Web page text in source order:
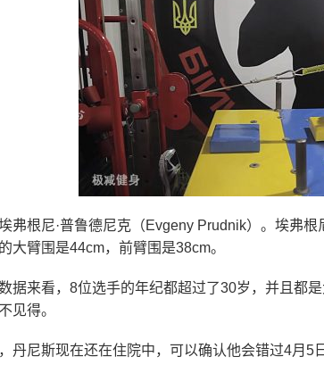
弗根尼·普鲁德尼克（Evgeny Prudnik）。埃弗
大臂围是44cm，前臂围是38cm。
据来看，8位选手的年纪都超过了30岁，并且都
见得。
丹尼斯现在还在住院中，可以确认他会错过4月